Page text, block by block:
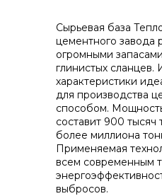
Сырьевая база
цементного завода
огромными
глинистых сланцев.
характеристики
для производства
способом.
составит 900 тысяч
более миллиона
Применяемая
всем современным
выбросов.